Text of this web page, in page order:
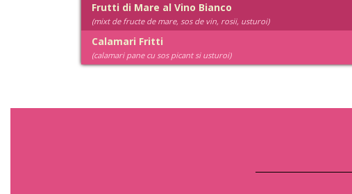
Frutti di Mare al Vino Bianco
(mixt de fructe de mare, sos de vin, rosii, usturoi)
Calamari Fritti
(calamari pane cu sos picant si usturoi)